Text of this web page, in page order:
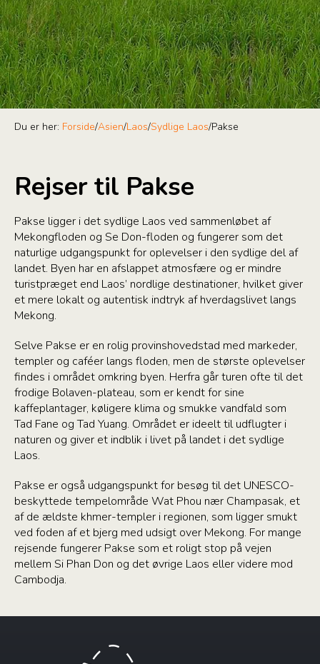
Du er her: Forside/Asien/Laos/Sydlige Laos/Pakse
Rejser til Pakse
Pakse ligger i det sydlige Laos ved sammenløbet af
Mekongfloden og Se Don-floden og fungerer som det
naturlige udgangspunkt for oplevelser i den sydlige del af
landet. Byen har en afslappet atmosfære og er mindre
turistpræget end Laos’ nordlige destinationer, hvilket giver
et mere lokalt og autentisk indtryk af hverdagslivet langs
Mekong.
Selve Pakse er en rolig provinshovedstad med markeder,
templer og caféer langs floden, men de største oplevelser
findes i området omkring byen. Herfra går turen ofte til det
frodige Bolaven-plateau, som er kendt for sine
kaffeplantager, køligere klima og smukke vandfald som
Tad Fane og Tad Yuang. Området er ideelt til udflugter i
naturen og giver et indblik i livet på landet i det sydlige
Laos.
Pakse er også udgangspunkt for besøg til det UNESCO-
beskyttede tempelområde Wat Phou nær Champasak, et
af de ældste khmer-templer i regionen, som ligger smukt
ved foden af et bjerg med udsigt over Mekong. For mange
rejsende fungerer Pakse som et roligt stop på vejen
mellem Si Phan Don og det øvrige Laos eller videre mod
Cambodja.